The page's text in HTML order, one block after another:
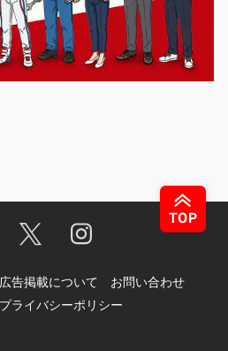
広告掲載について
お問い合わせ
プライバシーポリシー